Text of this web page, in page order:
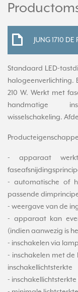
JUNG 1710
Standaard LED-
halogeenverlichting.
210 W. Werkt met
handmatige
wisselschakeling.
- apparaat
- automatische of
passende
- weergave van de
- apparaat kan
(indien aanwezig is
- inschakelen via
- inschakelen met
inschakellichtsterkte
-